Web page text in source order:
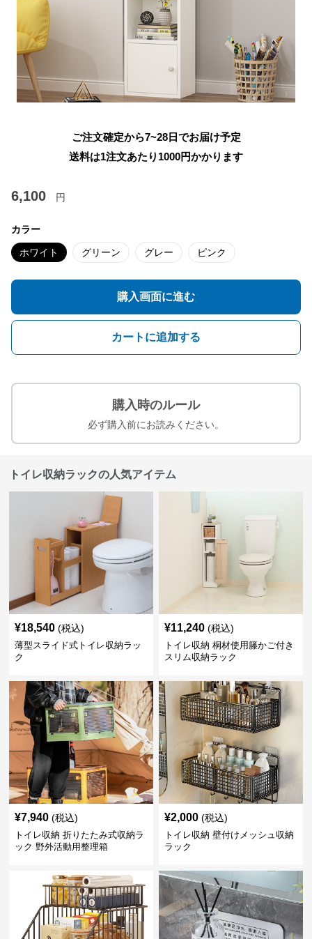
ご注文確定から7~28日でお届け予定
送料は1注文あたり 1000円かかります
6,100 円
カラー
ホワイト グリーン グレー ピンク
購入画面に進む
カートに追加する
購入時のルール
必ず購入前にお読みください。
トイレ収納ラックの人気アイテム
¥18,540 (税込)
薄型スライド式トイレ収納ラッ
ク
¥11,240 (税込)
トイレ収納 桐材使用籐かご付き
スリム収納ラック
¥7,940 (税込)
トイレ収納 折りたたみ式収納ラ
ック 野外活動用整理箱
¥2,000 (税込)
トイレ収納 壁付けメッシュ収納
ラック